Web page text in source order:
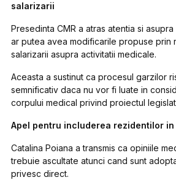
salarizarii
Presedinta CMR a atras atentia si
ar putea avea modificarile propuse prin
salarizarii asupra activitatii medicale.
Aceasta a sustinut ca procesul garzilor
semnificativ daca nu vor fi luate in
corpului medical privind proiectul
Apel pentru includerea rezidentilor
Catalina Poiana a transmis ca opiniile
trebuie ascultate atunci cand sunt
privesc direct.